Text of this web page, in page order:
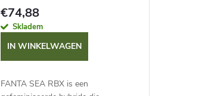
(Mandarin Cookies x Grandpa's
Cookies #6)
€74,88
Skladem
IN WINKELWAGEN
FANTA SEA RBX is een